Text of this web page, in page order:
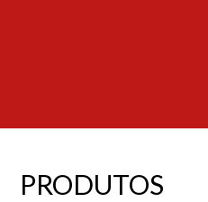
PRODUTOS